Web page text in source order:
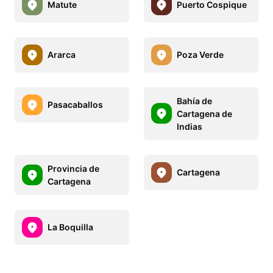
Matute Puerto Cospique
Ararca Poza Verde
Pasacaballos
Bahía de
Cartagena de
Indias
Provincia de
Cartagena
Cartagena
La Boquilla